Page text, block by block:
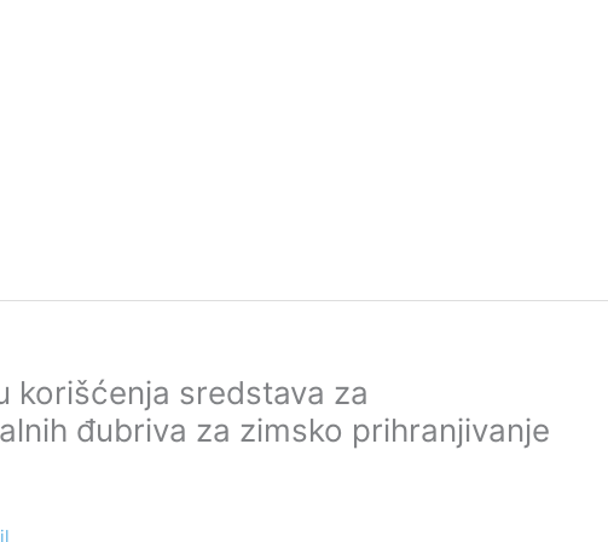
korišćenja sredstava za
đubriva za zimsko prihranjivanje